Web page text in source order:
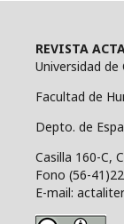
REVISTA
Universidad de
Facultad de
Depto. de
Casilla 160-C,
Fono (56-
E-mail: